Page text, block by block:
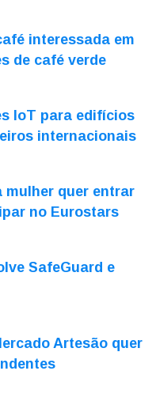
interessada em
de café verde
IoT para edifícios
internacionais
mulher quer entrar
no Eurostars
SafeGuard e
Artesão quer